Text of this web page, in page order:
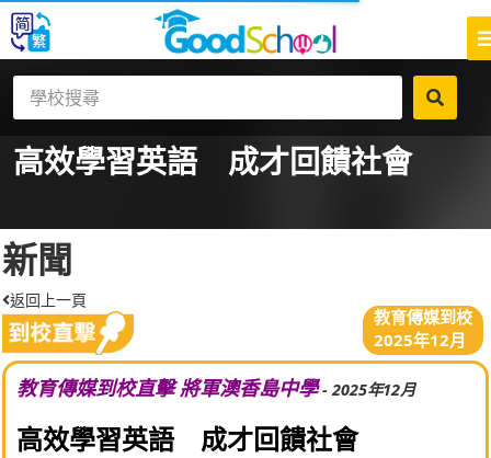
高效學習英語 成才回饋社會
新聞
返回上一頁
教育傳媒到校
2025年12月
教育傳媒到校直擊 將軍澳香島中學- 2025年12月
高效學習英語 成才回饋社會